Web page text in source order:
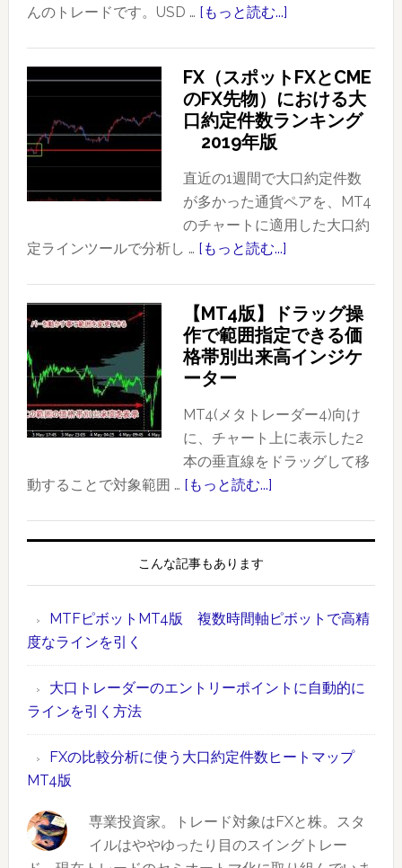
んのトレードです。USD … [もっと読む...]
イ
ス
ア
シ
ョ
ン
た
ト
レ
ド
事
例
円：
月
日）
FX（スポットFXとCME
のFX先物）における大
口約定件数ランキング
2019年版
直近の1週間で大口約定件数
が多かった通貨ペアを、MT4
のチャートに適用した大口約
定ラインツールで分析し … [もっと読む...]
ッ
ト
FX
CME
の
FX
大
約
定
数
ラ
ン
グ
【MT4版】ドラッグ操
作で範囲指定できる価
格帯別出来高インジケ
ーター
MT4(メタトレーダー4)向け
に、チャート上に表示した2
本の垂直線をドラッグして移
動することで対象範囲 … [もっと読む...]
グ
作
で
指
で
き
る
こんな記事もあります
MTFピボットMT4版 複数時間軸ピボットで高精
度なラインを引く
大口トレーダーのエントリーポイントに自動的に
ラインを引く方法
FXの比較分析に使う大口約定件数ヒートマップ
MT4版
専業投資家。トレード対象はFXと株。スタ
イルはややゆったり目のスイングトレー